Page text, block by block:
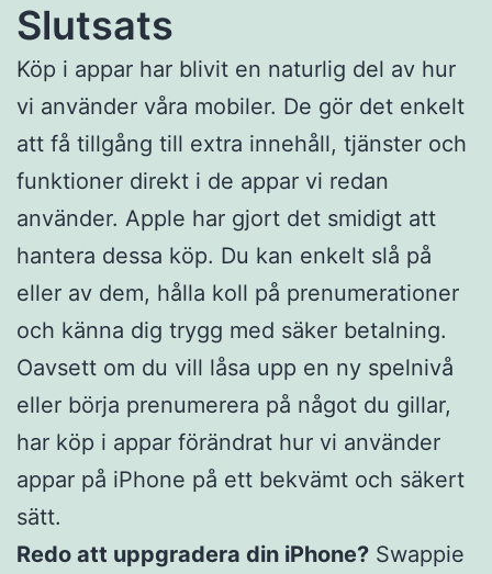
Slutsats
Köp i appar har blivit en naturlig del av hur
vi använder våra mobiler. De gör det enkelt
att få tillgång till extra innehåll, tjänster och
funktioner direkt i de appar vi redan
använder. Apple har gjort det smidigt att
hantera dessa köp. Du kan enkelt slå på
eller av dem, hålla koll på prenumerationer
och känna dig trygg med säker betalning.
Oavsett om du vill låsa upp en ny spelnivå
eller börja prenumerera på något du gillar,
har köp i appar förändrat hur vi använder
appar på iPhone på ett bekvämt och säkert
sätt.
Redo att uppgradera din iPhone? Swappie